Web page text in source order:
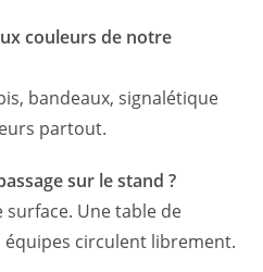
couleurs de notre
bandeaux, signalétique
partout.
sur le stand ?
surface. Une table de
équipes circulent librement.